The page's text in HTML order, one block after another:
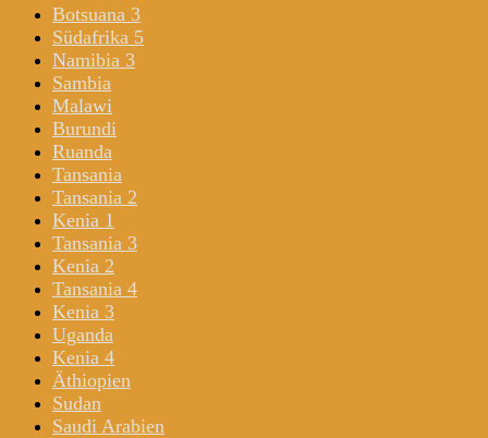
Botsuana 3
Südafrika 5
Namibia 3
Sambia
Malawi
Burundi
Ruanda
Tansania
Tansania 2
Kenia 1
Tansania 3
Kenia 2
Tansania 4
Kenia 3
Uganda
Kenia 4
Äthiopien
Sudan
Saudi Arabien